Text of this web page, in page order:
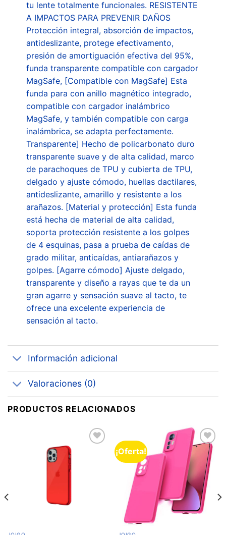
tu lente totalmente funcionales. RESISTENTE
A IMPACTOS PARA PREVENIR DAÑOS
Protección integral, absorción de impactos,
antideslizante, protege efectivamento,
presión de amortiguación efectiva del 95%,
funda transparente compatible con cargador
MagSafe, [Compatible con MagSafe] Esta
funda para con anillo magnético integrado,
compatible con cargador inalámbrico
MagSafe, y también compatible con carga
inalámbrica, se adapta perfectamente.
Transparente] Hecho de policarbonato duro
transparente suave y de alta calidad, marco
de parachoques de TPU y cubierta de TPU,
delgado y ajuste cómodo, huellas dactilares,
antideslizante, amarillo y resistente a los
arañazos. [Material y protección] Esta funda
está hecha de material de alta calidad,
soporta protección resistente a los golpes
de 4 esquinas, pasa a prueba de caídas de
grado militar, anticaídas, antiarañazos y
golpes. [Agarre cómodo] Ajuste delgado,
transparente y diseño a rayas que te da un
gran agarre y sensación suave al tacto, te
ofrece una excelente experiencia de
sensación al tacto.
Información adicional
Valoraciones (0)
PRODUCTOS RELACIONADOS
¡Oferta!
Añadir
a la
lista de
deseos